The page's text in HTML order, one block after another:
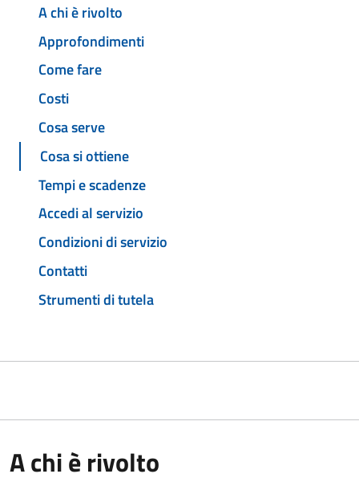
A chi è rivolto
Approfondimenti
Come fare
Costi
Cosa serve
Cosa si ottiene
Tempi e scadenze
Accedi al servizio
Condizioni di servizio
Contatti
Strumenti di tutela
A chi è rivolto